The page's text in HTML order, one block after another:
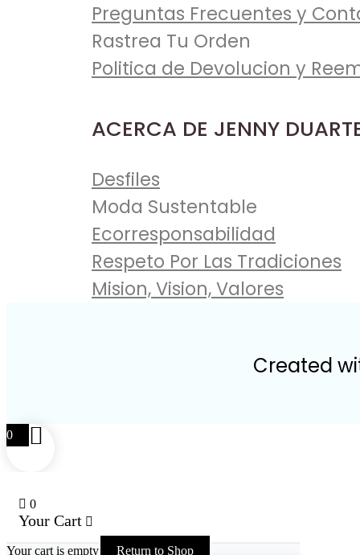
Preguntas Frecuentes y
Rastrea Tu Orden
Politica de Devolucion y
ACERCA DE JENNY
Desfiles
Moda Sustentable
Ecorresponsabilidad
Respeto Por Las Tradiciones
Mision, Vision, Valores
Created
0
0
Your Cart
Your cart is empty Return to Shop